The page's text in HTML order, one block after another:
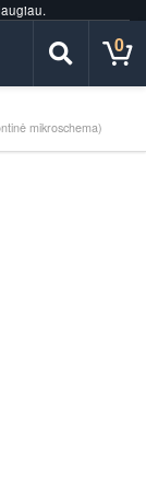
0
mikroschema)